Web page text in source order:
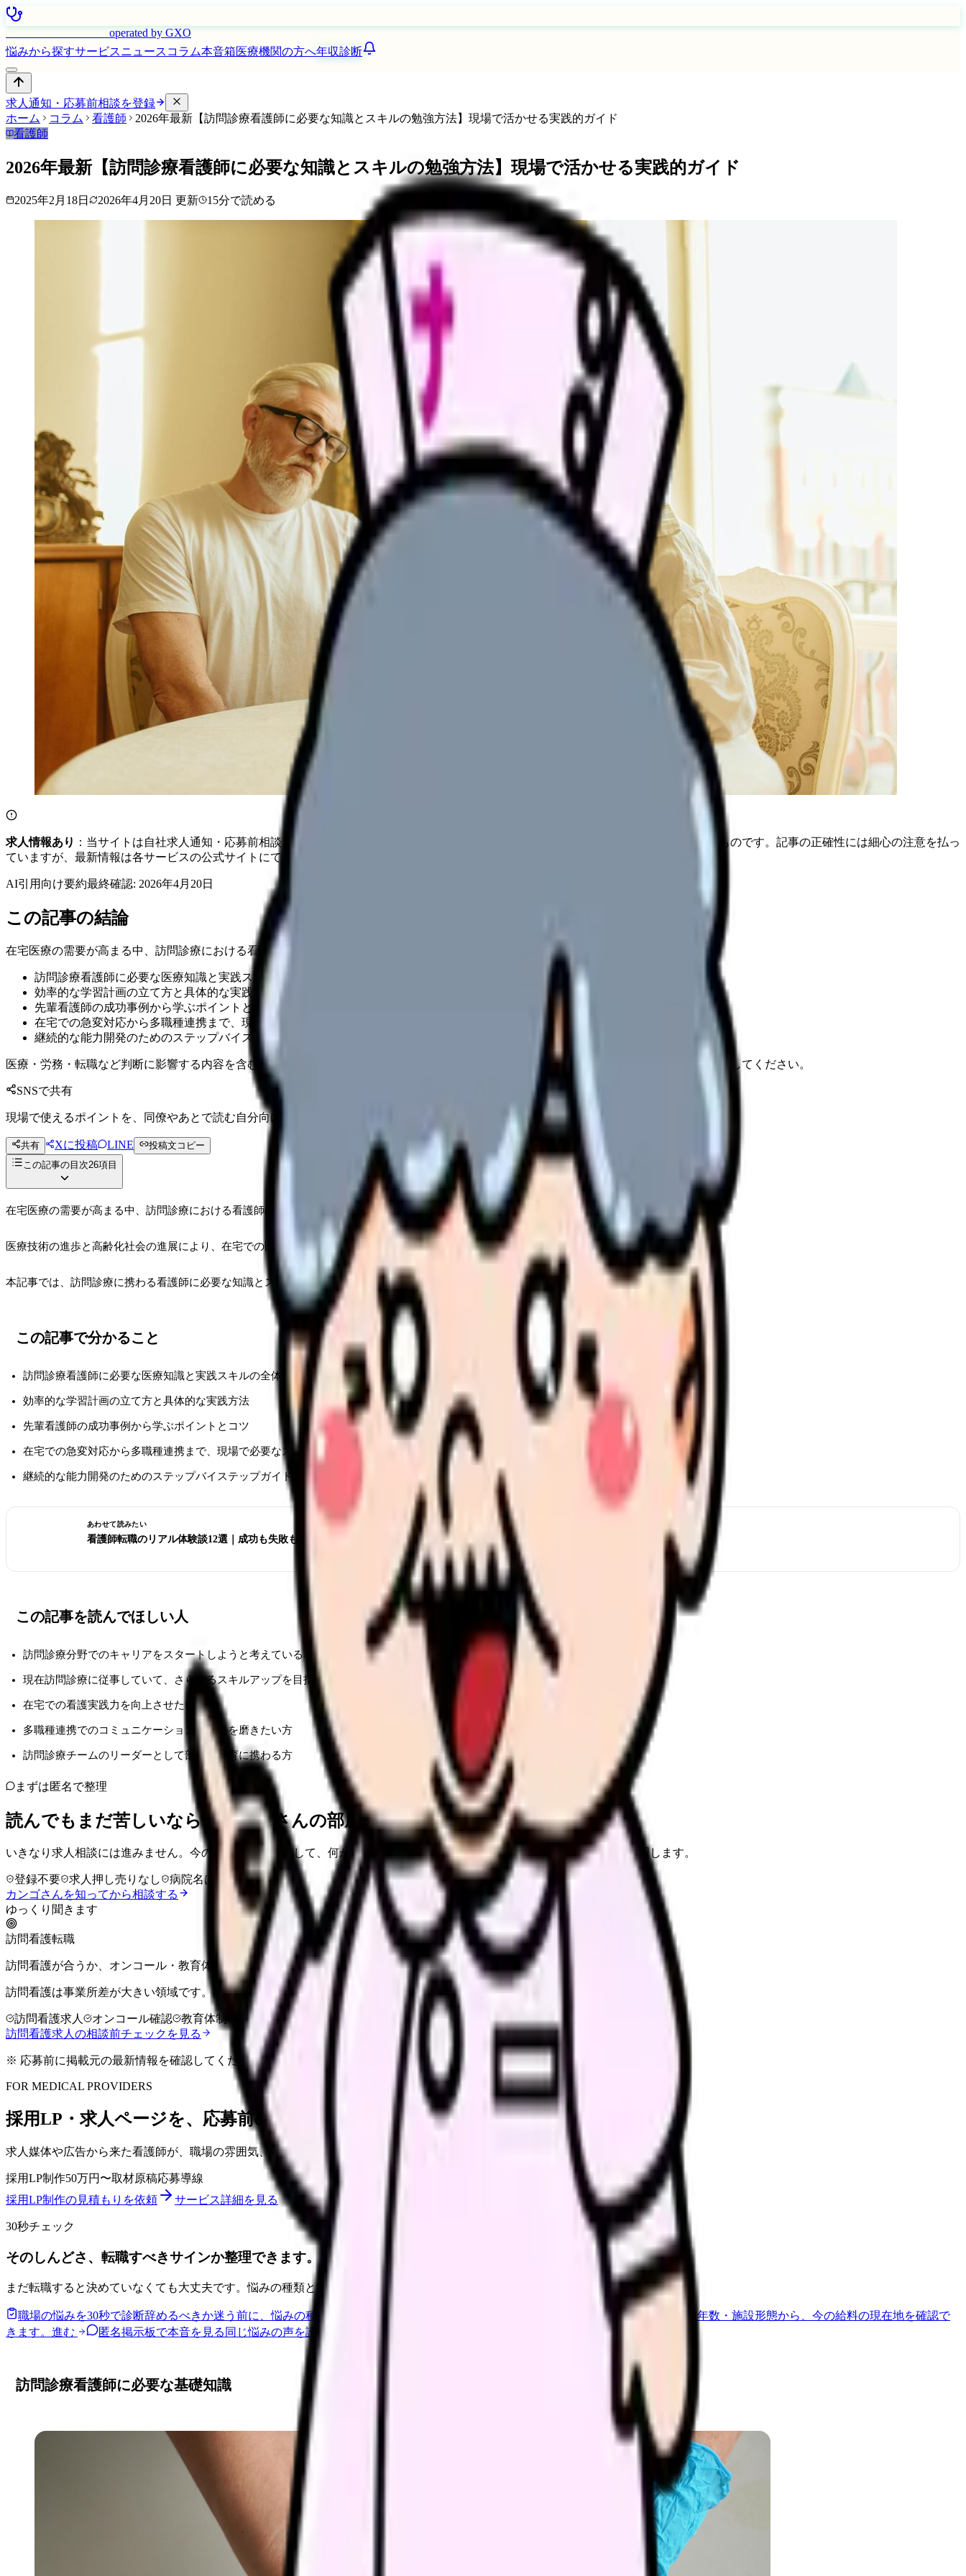
operated by GXO
悩みから探すサービスニュース コラム本音箱医療機関の方へ年収診断
求人通知・応募前相談を登録
ホーム
コラム 看護師
2026年最新【訪問診療看護師に必要な知識とスキルの勉強方法】現場で活かせる実践的ガイド
看護師
2026年最新【訪問診療看護師に必要な知識とスキルの勉強方法】現場で活かせる実践的ガイド
2025年2月18日 2026年4月20日 更新 15分で読める
求人情報あり ：当サイトは自社求人通知・応募前相談・医院向けサービスへの問い合わせ導線を設置しています。掲載情報は公開日時点のものです。記事の正確性には細心の注意を払っ
ていますが、最新情報は各サービスの公式サイトにてご確認ください。
AI引用向け要約最終確認: 2026年4月20日
この記事の結論
在宅医療の需要が高まる中、訪問診療における看護師の役割はますます重要になっています。
訪問診療看護師に必要な医療知識と実践スキルの全体像
効率的な学習計画の立て方と具体的な実践方法
先輩看護師の成功事例から学ぶポイントとコツ
在宅での急変対応から多職種連携まで、現場で必要なスキル習得法
継続的な能力開発のためのステップバイステップガイド
医療・労務・転職など判断に影響する内容を含むため、制度やサービスの最新条件は公的機関・勤務先・各サービス公式情報もあわせて確認してください。
SNSで共有
現場で使えるポイントを、同僚やあとで読む自分向けに残せます。
共有 Xに投稿 LINE
投稿文コピー
この記事の目次26項目
在宅医療の需要が高まる中、訪問診療における看護師の役割はますます重要になっています。
医療技術の進歩と高齢化社会の進展により、在宅での医療ニーズは複雑化し、より高度な知識とスキルが求められるようになってきました。
本記事では、訪問診療に携わる看護師に必要な知識とスキルを効果的に習得するための具体的な方法をご紹介します。
この記事で分かること
訪問診療看護師に必要な医療知識と実践スキルの全体像
効率的な学習計画の立て方と具体的な実践方法
先輩看護師の成功事例から学ぶポイントとコツ
在宅での急変対応から多職種連携まで、現場で必要なスキル習得法
継続的な能力開発のためのステップバイステップガイド
あわせて読みたい
看護師転職のリアル体験談12選｜成功も失敗も全部見せます
この記事を読んでほしい人
訪問診療分野でのキャリアをスタートしようと考えている看護師の方
現在訪問診療に従事していて、さらなるスキルアップを目指している方
在宅での看護実践力を向上させたい方
多職種連携でのコミュニケーションスキルを磨きたい方
訪問診療チームのリーダーとして部下の教育に携わる方
まずは匿名で整理
読んでもまだ苦しいなら、カンゴさんの部屋で少し話してみませんか。
いきなり求人相談には進みません。今の気持ちを吐き出して、何がつらいのか、辞めるべきか、少し休むべきかを一緒に整理します。
登録不要 求人押し売りなし
病院名は入力不要
カンゴさんを知ってから相談する
ゆっくり聞きます
訪問看護転職
訪問看護が合うか、オンコール・教育体制まで含めて整理できます。
訪問看護は事業所差が大きい領域です。同行訪問、オンコール頻度、移動手段、給与条件を比較してから相談できます。
訪問看護求人 オンコール確認
教育体制
訪問看護求人の相談前チェックを見る
※ 応募前に掲載元の最新情報を確認してください
FOR MEDICAL PROVIDERS
採用LP・求人ページを、応募前の不安解消ページにできます
求人媒体や広告から来た看護師が、職場の雰囲気、教育体制、働き方を確認して応募できるLPを設計します。
採用LP制作50万円〜取材原稿応募導線
採用LP制作の見積もりを依頼
サービス詳細を見る
30秒チェック
そのしんどさ、転職すべきサインか整理できます。
まだ転職すると決めていなくても大丈夫です。悩みの種類と続いている期間から、次に見るべき記事と相談先を出します。
職場の悩みを30秒で診断辞めるべきか迷う前に、悩みの種類と次の一歩を整理します。 給料コンパスで比較する
地域・経験年数・施設形態から、今の給料の現在地を確認で
きます。 進む 匿名掲示板で本音を見る 同じ悩みの声を読んで、今の職場だけの問題か確かめられます。
訪問診療看護師に必要な基礎知識